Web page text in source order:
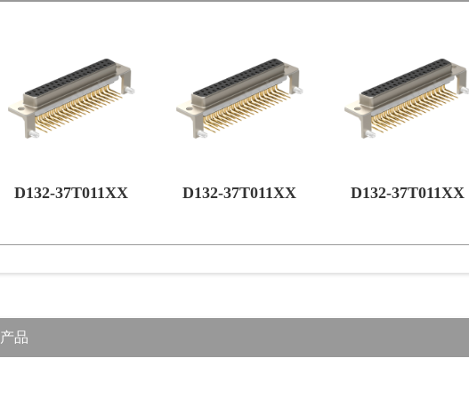
D132-37T011XX D132-37T011XX D132-37T011XX
品